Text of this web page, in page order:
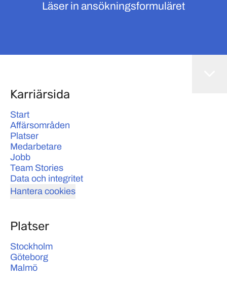
Läser in ansökningsformuläret
Karriärsida
Start
Affärsområden
Platser
Medarbetare
Jobb
Team Stories
Data och integritet
Hantera cookies
Platser
Stockholm
Göteborg
Malmö